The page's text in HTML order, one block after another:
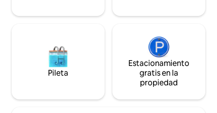
Pileta
Estacionamiento
gratis en la
propiedad